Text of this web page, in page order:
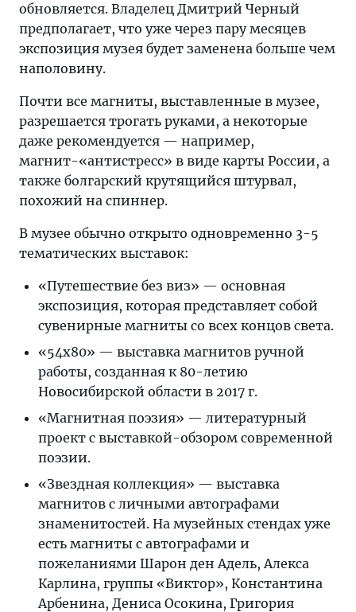
обновляется. Владелец Дмитрий Черный
предполагает, что уже через пару месяцев
экспозиция музея будет заменена больше чем
наполовину.
Почти все магниты, выставленные в музее,
разрешается трогать руками, а некоторые
даже рекомендуется — например,
магнит-«антистресс» в виде карты России, а
также болгарский крутящийся штурвал,
похожий на спиннер.
В музее обычно открыто одновременно 3-5
тематических выставок:
«Путешествие без виз» — основная
экспозиция, которая представляет собой
сувенирные магниты со всех концов света.
«54х80» — выставка магнитов ручной
работы, созданная к 80-летию
Новосибирской области в 2017 г.
«Магнитная поэзия» — литературный
проект с выставкой-обзором современной
поэзии.
«Звездная коллекция» — выставка
магнитов с личными автографами
знаменитостей. На музейных стендах уже
есть магниты с автографами и
пожеланиями Шарон ден Адель, Алекса
Карлина, группы «Виктор», Константина
Арбенина, Дениса Осокина, Григория